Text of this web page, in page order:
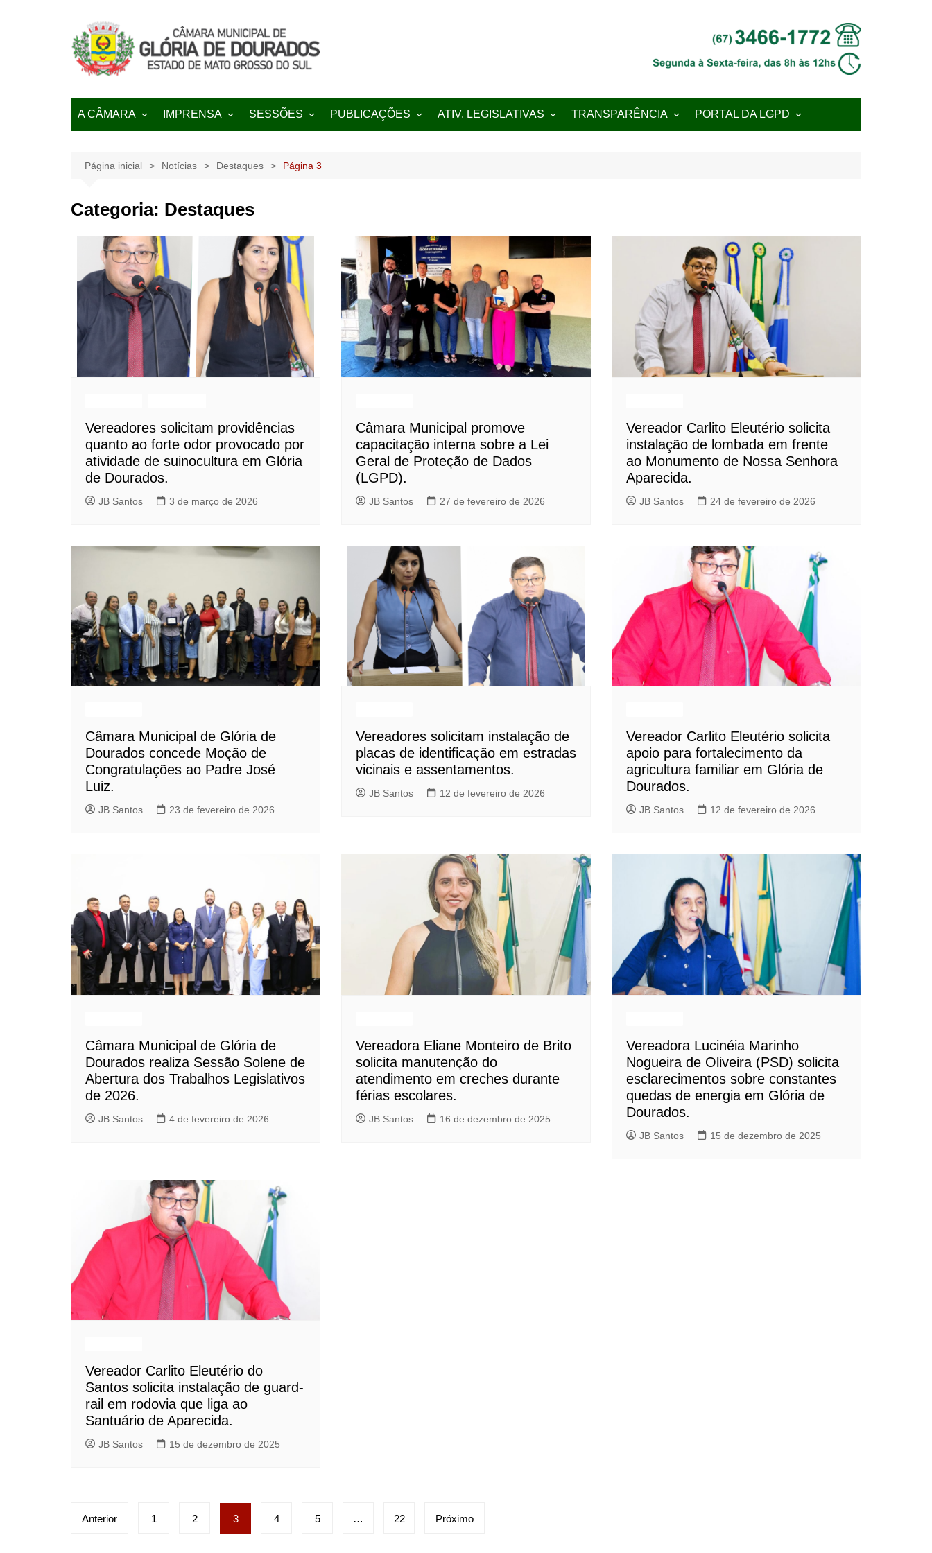
A CÂMARA
Regimento Interno
IMPRENSA
Galeria de Transmissões
SESSÕES PUBLICAÇÕES ATIV. LEGISLATIVAS TRANSPARÊNCIA PORTAL DA LGPD
Pessoais (DPO)
Página inicial Notícias Destaques Página 3
Categoria: Destaques
Vereadores solicitam providências
quanto ao forte odor provocado por
atividade de suinocultura em Glória
de Dourados.
JB Santos 3 de março de 2026
Câmara Municipal promove
capacitação interna sobre a Lei
Geral de Proteção de Dados
(LGPD).
JB Santos 27 de fevereiro de 2026
Vereador Carlito Eleutério solicita
instalação de lombada em frente
ao Monumento de Nossa Senhora
Aparecida.
JB Santos 24 de fevereiro de 2026
Câmara Municipal de Glória de
Dourados concede Moção de
Congratulações ao Padre José
Luiz.
JB Santos 23 de fevereiro de 2026
Vereadores solicitam instalação de
placas de identificação em estradas
vicinais e assentamentos.
JB Santos 12 de fevereiro de 2026
Vereador Carlito Eleutério solicita
apoio para fortalecimento da
agricultura familiar em Glória de
Dourados.
JB Santos 12 de fevereiro de 2026
Câmara Municipal de Glória de
Dourados realiza Sessão Solene de
Abertura dos Trabalhos Legislativos
de 2026.
JB Santos 4 de fevereiro de 2026
Vereadora Eliane Monteiro de Brito
solicita manutenção do
atendimento em creches durante
férias escolares.
JB Santos 16 de dezembro de 2025
Vereadora Lucinéia Marinho
Nogueira de Oliveira (PSD) solicita
esclarecimentos sobre constantes
quedas de energia em Glória de
Dourados.
JB Santos 15 de dezembro de 2025
Vereador Carlito Eleutério do
Santos solicita instalação de guard-
rail em rodovia que liga ao
Santuário de Aparecida.
JB Santos 15 de dezembro de 2025
Paginação
Anterior 1 2 3 4 5 … 22 Próximo